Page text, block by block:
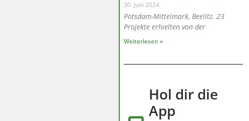
30. Juni 2024
Potsdam-Mittelmark, Beelitz. 23
Projekte erhielten von der
Weiterlesen »
Hol dir die
App